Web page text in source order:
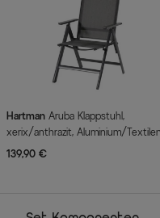
Hartman
xerix/anthrazit, Aluminium/
139,90 €